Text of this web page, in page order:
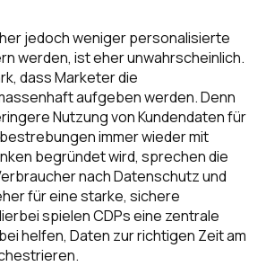
jedochwenigerpersonalisierte
werden, ist eher unwahrscheinlich.
dass Marketer die
aufgeben werden. Denn
Nutzung von Kundendaten für
immer wieder mit
begründet wird, sprechen die
nach Datenschutz und
für eine starke, sichere
spielen CDPs eine zentrale
helfen, Daten zur richtigen Zeit am